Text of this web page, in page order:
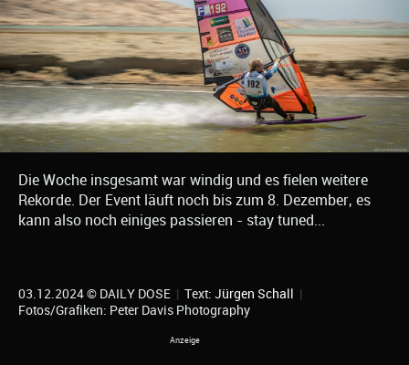
Die Woche insgesamt war windig und es fielen weitere
Rekorde. Der Event läuft noch bis zum 8. Dezember, es
kann also noch einiges passieren - stay tuned...
03.12.2024 © DAILY DOSE | Text: Jürgen Schall |
Fotos/Grafiken: Peter Davis Photography